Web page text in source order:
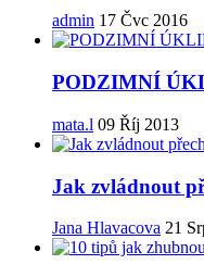
admin 17 Čvc 2016
PODZIMNÍ
mata.l 09 Říj 2013
Jak zvládnout
Jana Hlavacova 21